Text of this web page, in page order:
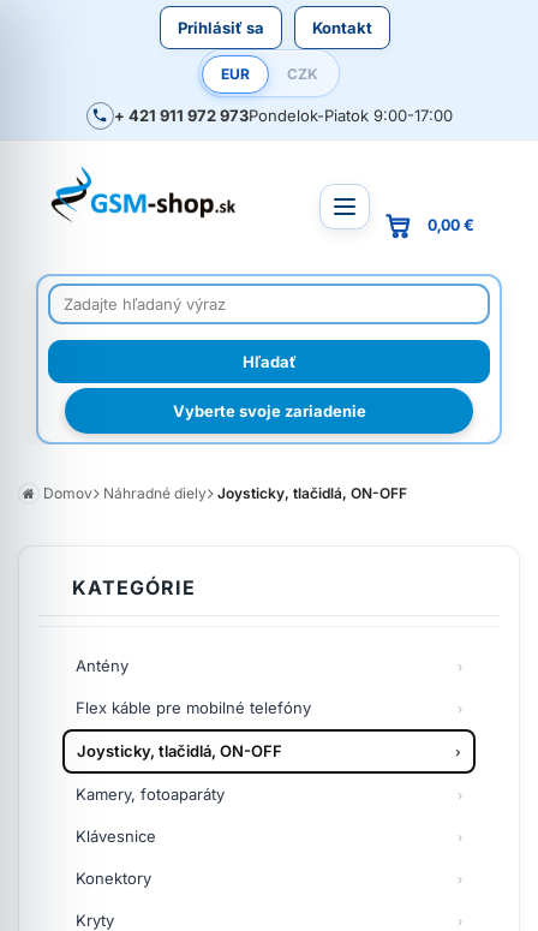
Prihlásiť sa Kontakt
EUR CZK
+ 421 911 972 973Pondelok-Piatok 9:00-17:00
Vyberte svoje zariadenie
0,00 €
Domov Náhradné diely Joysticky, tlačidlá, ON-OFF
KATEGÓRIE
Antény
Flex káble pre mobilné telefóny
Joysticky, tlačidlá, ON-OFF
Kamery, fotoaparáty
Klávesnice
Konektory
Kryty